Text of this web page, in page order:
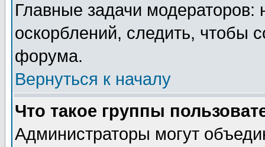
Главные задачи
оскорблений, следить, чтобы
форума.
Вернуться к началу
Что такое группы
Администраторы могут